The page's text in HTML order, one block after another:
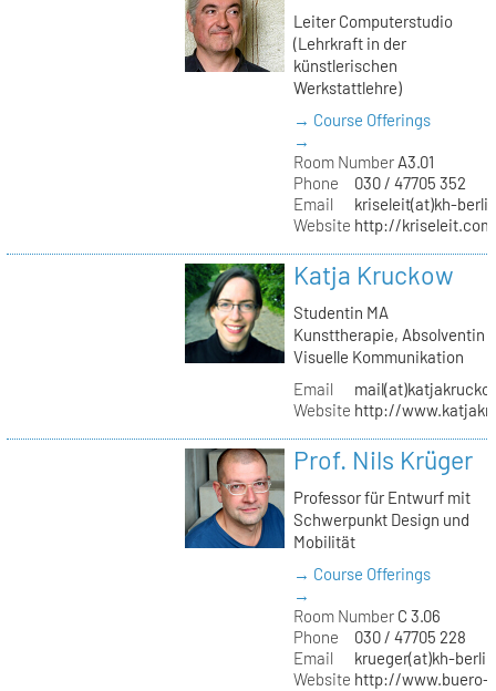
Leiter Computerstudio
(Lehrkraft in der
künstlerischen
Werkstattlehre)
→ Course Offerings
→
Room NumberA3.01
Phone
030 / 47705 352
Email
kriseleit(at)kh-
Website http://kriseleit.com
Katja Kruckow
Studentin MA
Kunsttherapie, Absolventin
Visuelle Kommunikation
Email
Website http://
Prof. Nils Krüger
Professor für Entwurf mit
Schwerpunkt Design und
Mobilität
→ Course Offerings
→
Room NumberC 3.06
Phone
030 / 47705 228
Email
krueger(at)kh-
Website http://www.buero-